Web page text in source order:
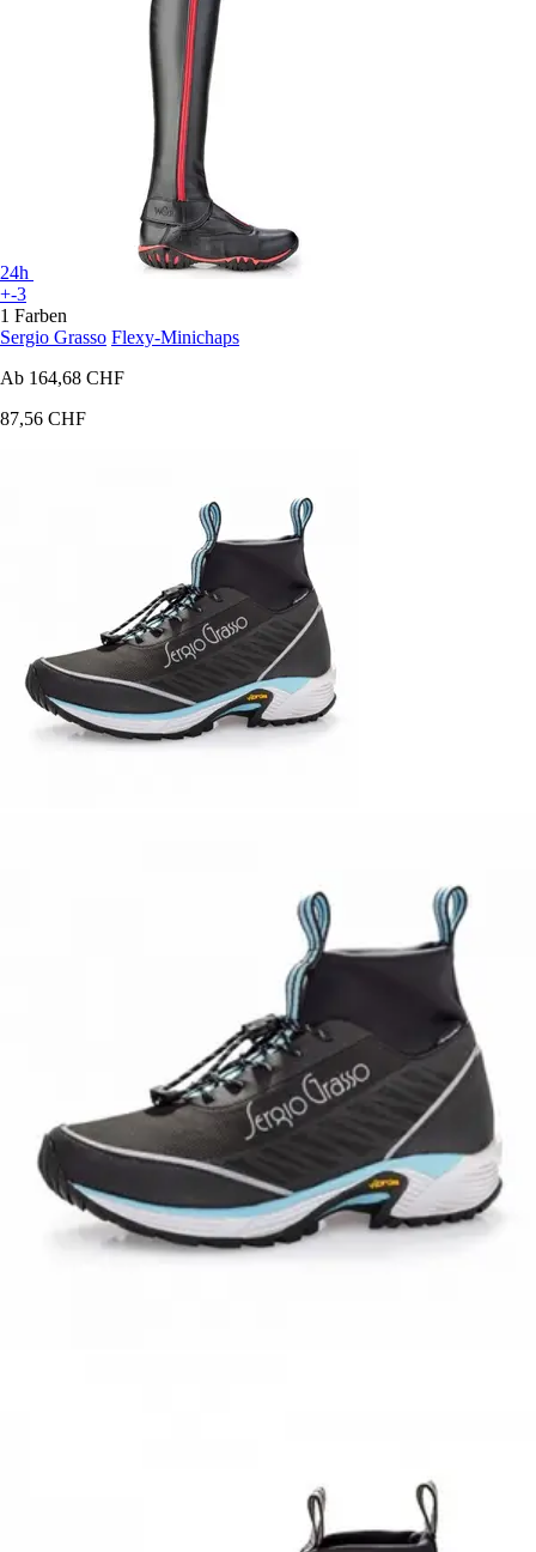
24h
+-3
1 Farben
Sergio Grasso Flexy-Minichaps
Ab 164,68 CHF
87,56 CHF